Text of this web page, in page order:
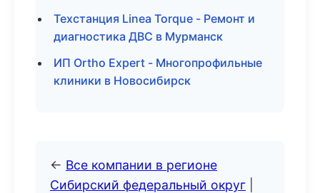
Техстанция Linea Torque - Ремонт и
диагностика ДВС в Мурманск
ИП Ortho Expert - Многопрофильные
клиники в Новосибирск
← Все компании в регионе
Сибирский федеральный округ